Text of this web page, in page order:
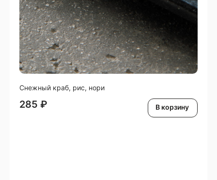
Снежный краб, рис, нори
285 ₽ В корзину